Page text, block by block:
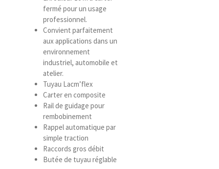
fermé pour un usage
professionnel.
Convient parfaitement
aux applications dans un
environnement
industriel, automobile et
atelier.
Tuyau Lacm’flex
Carter en composite
Rail de guidage pour
rembobinement
Rappel automatique par
simple traction
Raccords gros débit
Butée de tuyau réglable